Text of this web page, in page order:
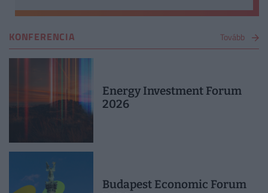
KONFERENCIA Tovább
Energy Investment Forum
2026
Budapest Economic Forum